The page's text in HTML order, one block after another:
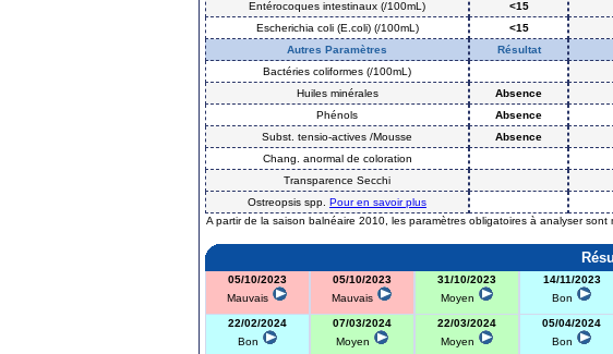
Entérocoques intestinaux (/100mL)
<15
Escherichia coli (E.coli) (/100mL)
<15
Autres Paramètres
Résultat
Bactéries coliformes (/100mL)
Huiles minérales
Absence
Phénols
Absence
Subst. tensio-actives /Mousse
Absence
Chang. anormal de coloration
Transparence Secchi
Ostreopsis spp. Pour en savoir plus
A partir de la saison balnéaire 2010, les paramètres obligatoires à analyser sont
05/10/2023
Mauvais
05/10/2023
Mauvais
31/10/2023
Moyen
14/11/2023
Bon
22/02/2024
Bon
07/03/2024
Moyen
22/03/2024
Moyen
05/04/2024
Bon